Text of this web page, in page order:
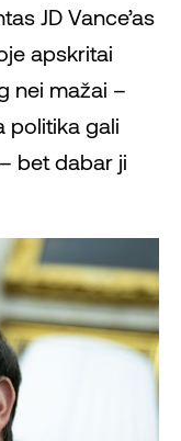
JD Vance’as
apskritai
nei mažai –
politika gali
bet dabar ji